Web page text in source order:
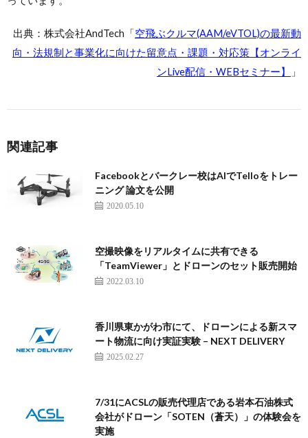
出典：株式会社AndTech「空飛ぶクルマ(AAM/eVTOL)の最新動
向・法規制と事業化に向けた留意点・課題・対応策【オンライ
ンLive配信・WEBセミナー】
」
関連記事
Facebookとバークレー校はAIでTelloをトレー
ニング 論文を公開
2020.05.10
空撮映像をリアルタイムに共有できる
「TeamViewer」とドローンのセット販売開始
2022.03.10
香川県東かがわ市にて、ドローンによる新スマ
ート物流に向け実証実験 – NEXT DELIVERY
2025.02.27
7/31にACSLの販売代理店である岩本石油株式
会社がドローン「SOTEN（蒼天）」の体験会を
実施